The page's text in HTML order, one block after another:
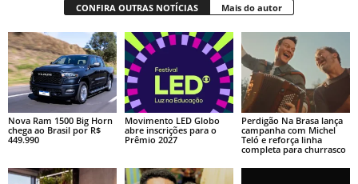
CONFIRA OUTRAS NOTÍCIAS Mais do autor
Nova Ram 1500 Big Horn
chega ao Brasil por R$
449.990
Movimento LED Globo
abre inscrições para o
Prêmio 2027
Perdigão Na Brasa lança
campanha com Michel
Teló e reforça linha
completa para churrasco